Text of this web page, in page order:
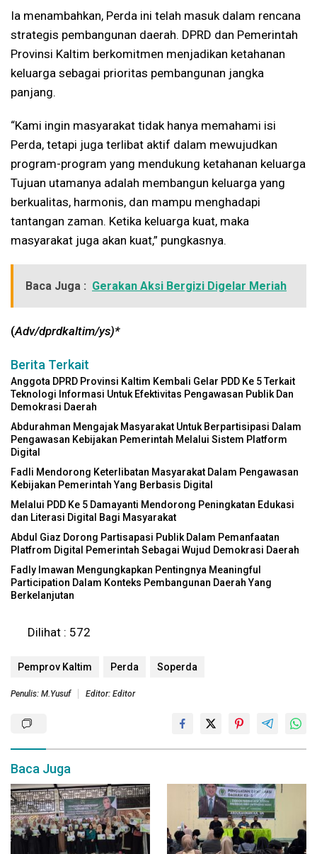
Ia menambahkan, Perda ini telah masuk dalam rencana
strategis pembangunan daerah. DPRD dan Pemerintah
Provinsi Kaltim berkomitmen menjadikan ketahanan
keluarga sebagai prioritas pembangunan jangka
panjang.
“Kami ingin masyarakat tidak hanya memahami isi
Perda, tetapi juga terlibat aktif dalam mewujudkan
program-program yang mendukung ketahanan keluarga
Tujuan utamanya adalah membangun keluarga yang
berkualitas, harmonis, dan mampu menghadapi
tantangan zaman. Ketika keluarga kuat, maka
masyarakat juga akan kuat,” pungkasnya.
Baca Juga : Gerakan Aksi Bergizi Digelar Meriah
(Adv/dprdkaltim/ys)*
Berita Terkait
Anggota DPRD Provinsi Kaltim Kembali Gelar PDD Ke 5 Terkait
Teknologi Informasi Untuk Efektivitas Pengawasan Publik Dan
Demokrasi Daerah
Abdurahman Mengajak Masyarakat Untuk Berpartisipasi Dalam
Pengawasan Kebijakan Pemerintah Melalui Sistem Platform
Digital
Fadli Mendorong Keterlibatan Masyarakat Dalam Pengawasan
Kebijakan Pemerintah Yang Berbasis Digital
Melalui PDD Ke 5 Damayanti Mendorong Peningkatan Edukasi
dan Literasi Digital Bagi Masyarakat
Abdul Giaz Dorong Partisapasi Publik Dalam Pemanfaatan
Platfrom Digital Pemerintah Sebagai Wujud Demokrasi Daerah
Fadly Imawan Mengungkapkan Pentingnya Meaningful
Participation Dalam Konteks Pembangunan Daerah Yang
Berkelanjutan
Dilihat : 572
Pemprov Kaltim Perda Soperda
Penulis: M.Yusuf Editor: Editor
Baca Juga